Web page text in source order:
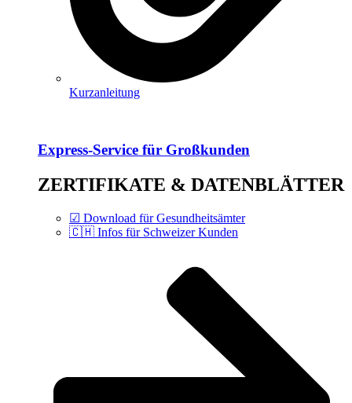
Kurzanleitung
Express-Service für Großkunden
ZERTIFIKATE & DATENBLÄTTER
☑ Download für Gesundheitsämter
🇨🇭 Infos für Schweizer Kunden